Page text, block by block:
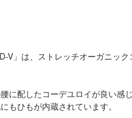
V」は、ストレッチオーガニッ
に配したコーデユロイが良い感
もひもが内蔵されています。